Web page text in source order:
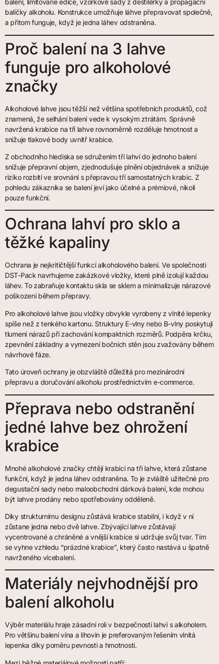
balení, limitované edice, vzorkové sady z destilérky a propagační
balíčky alkoholu. Konstrukce umožňuje láhve přepravovat společně,
a přitom funguje, když je jedna láhev odstraněna.
Proč balení na 3 lahve
funguje pro alkoholové
značky
Alkoholové lahve jsou těžší než většina spotřebních produktů, což
znamená, že selhání balení vede k vysokým ztrátám. Správně
navržená krabice na tři lahve rovnoměrně rozděluje hmotnost a
snižuje tlakové body uvnitř krabice.
Z obchodního hlediska se sdružením tří lahví do jednoho balení
snižuje přepravní objem, zjednodušuje plnění objednávek a snižuje
riziko rozbití ve srovnání s přepravou tří samostatných krabic. Z
pohledu zákazníka se balení jeví jako účelné a prémiové, nikoli
pouze funkční.
Ochrana lahví pro sklo a
těžké kapaliny
Ochrana je nejkritičtější funkcí alkoholového balení. Ve společnosti
DST-Pack navrhujeme zakázkové vložky, které plně izolují každou
láhev. To zabraňuje kontaktu skla se sklem a minimalizuje nárazové
poškození během přepravy.
Pro alkoholové lahve jsou vložky obvykle vyrobeny z vlnité lepenky
spíše než z tenkého kartonu. Struktury E-vlny nebo B-vlny poskytují
tlumení nárazů při zachování kompaktních rozměrů. Podpěra krčku,
zpevnění základny a vymezení bočních stěn jsou zvažovány během
návrhové fáze.
Tato úroveň ochrany je obzvláště důležitá pro mezinárodní
přepravu a doručování alkoholu prostřednictvím e-commerce.
Přeprava nebo odstranění
jedné lahve bez ohrožení
krabice
Mnohé alkoholové značky chtějí krabici na tři lahve, která zůstane
funkční, když je jedna láhev odstraněna. To je zvláště užitečné pro
degustační sady nebo maloobchodní dárková balení, kde mohou
být lahve prodány nebo spotřebovány odděleně.
Díky strukturnímu designu zůstává krabice stabilní, i když v ní
zůstane jedna nebo dvě lahve. Zbývající lahve zůstávají
vycentrované a chráněné a vnější krabice si udržuje svůj tvar. Tím
se vyhne vzhledu “prázdné krabice”, který často nastává u špatně
navrženého vícebalení.
Materiály nejvhodnější pro
balení alkoholu
Výběr materiálu hraje zásadní roli v bezpečnosti lahví s alkoholem.
Pro většinu balení vína a lihovin je preferovaným řešením vlnitá
lepenka díky poměru pevnosti a hmotnosti.